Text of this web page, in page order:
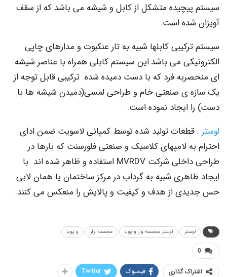
متشکل از کابل و شیشه می باشد که از سقف
است.
کابلها شبیه به تار عنکبوت و مدارهای چاپی
می باشد.این سیستم کابلی همراه با عناصر شیشه
فرد که با دست دمیده شده ترکیبی قابل توجه از
ی صنعتی خام و طراحی لمسی(دمیدن شیشه ها با
ایجاد نموده است.
تولید شده توسط کمپانی لاسویت ضمن ادای
لامپهای کلاسیک و صنعتی فلورسنت که بارها در
طراحی داخلی شرکت MVRDV استفاده و ظاهر شده اند با
شبیه به گرداب در مرکز ساختمان یا همان لابی
از هدف و کیفیت و پالایش را منعکس می کنند.
لوستر مجسمه وار و پویا مجسمه وار و پویا
گذاری فیسبوک Twitter